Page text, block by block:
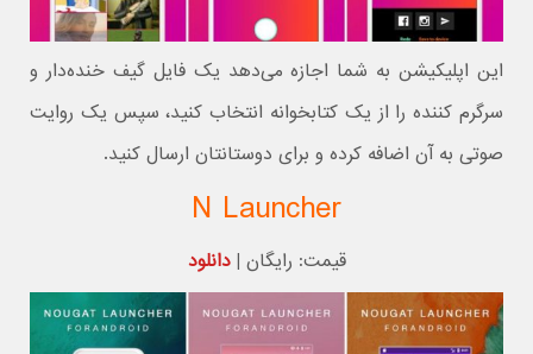
این اپلیکیشن به شما اجازه می‌دهد یک فایل گیف خنده‌دار و
سرگرم کننده را از یک کتابخوانه انتخاب کنید، سپس یک روایت
صوتی به آن اضافه کرده و برای دوستانتان ارسال کنید.
N Launcher
قیمت: رایگان |دانلود